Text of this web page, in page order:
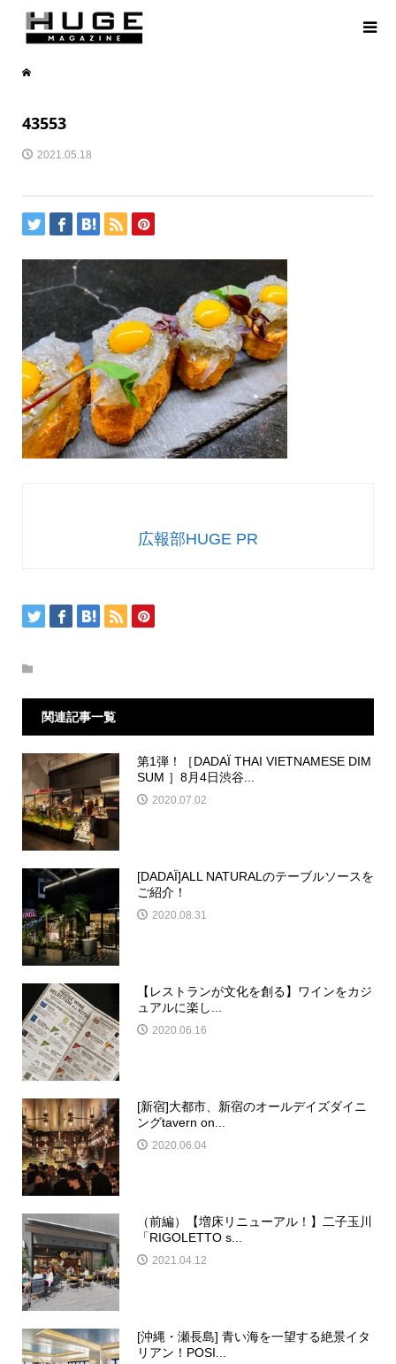
43553
2021.05.18
広報部HUGE PR
関連記事一覧
第1弾！［DADAÏ THAI VIETNAMESE DIM
SUM ］8月4日渋谷...
2020.07.02
[DADAÏ]ALL NATURALのテーブルソースを
ご紹介！
2020.08.31
【レストランが文化を創る】ワインをカジ
ュアルに楽し...
2020.06.16
[新宿]大都市、新宿のオールデイズダイニ
ングtavern on...
2020.06.04
（前編）【増床リニューアル！】二子玉川
「RIGOLETTO s...
2021.04.12
[沖縄・瀬長島] 青い海を一望する絶景イタ
リアン！POSI...